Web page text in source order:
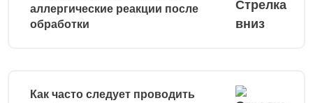
аллергические реакции после
обработки
Как часто следует проводить